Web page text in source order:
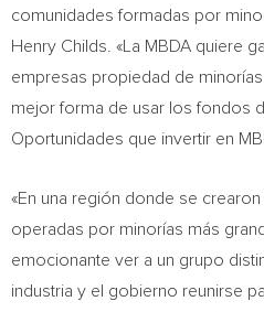
comunidades formadas por
Henry Childs . «La MBDA quiere
empresas propiedad de
mejor forma de usar los fondos
Oportunidades que invertir en
«En una región donde se
operadas por minorías más
emocionante ver a un grupo
industria y el gobierno reunirse